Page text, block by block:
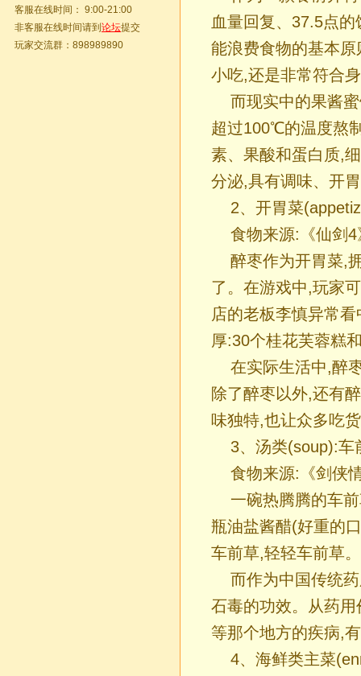
客服在线时间： 9:00-21:00
非客服在线时间请到 论坛提交
玩家交流群：898989890
血量回复、37.5点
能浪费食物的基本
小吃,还是非常符合
而现实中的果酱
超过100℃的温度熬
素、果酸和蛋白质,
分泌,具有调味、开
2、开胃菜
食物来源:《仙剑4
醉枣作为开胃菜,
了。在游戏中,玩家
店的老板李慎异常
厚:30个桂花芙蓉糕
在实际生活中,醉
除了醉枣以外,还有
味独特,也让众多吃
3、汤类(soup):车
食物来源:《剑侠
一碗热腾腾的车
瓶油盐酱醋(好重的
车前草,轻轻车前草。
而作为中国传统
石毒的功效。从药
等那个地方的疾病,
4、海鲜类主菜